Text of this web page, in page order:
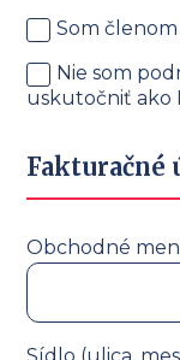
Som
Nie som
uskutočniť ako
Fakturačné
Obchodné